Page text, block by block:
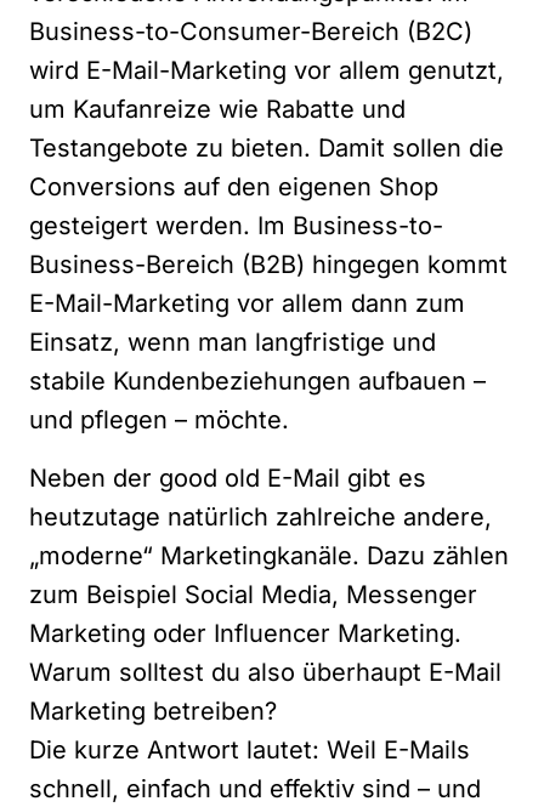
Business-to-Consumer-Bereich (B2C)
wird E-Mail-Marketing vor allem genutzt,
um Kaufanreize wie Rabatte und
Testangebote zu bieten. Damit sollen die
Conversions auf den eigenen Shop
gesteigert werden. Im Business-to-
Business-Bereich (B2B) hingegen kommt
E-Mail-Marketing vor allem dann zum
Einsatz, wenn man langfristige und
stabile Kundenbeziehungen aufbauen –
und pflegen – möchte.
Neben der good old E-Mail gibt es
heutzutage natürlich zahlreiche andere,
„moderne“ Marketingkanäle. Dazu zählen
zum Beispiel Social Media, Messenger
Marketing oder Influencer Marketing.
Warum solltest du also überhaupt E-Mail
Marketing betreiben?
Die kurze Antwort lautet: Weil E-Mails
schnell, einfach und effektiv sind – und